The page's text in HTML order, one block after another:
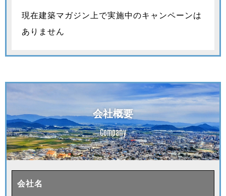
現在建築マガジン上で実施中のキャンペーンは
ありません
会社概要
Company
会社名